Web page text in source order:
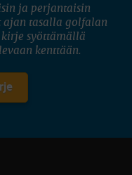
ja perjantaisin
ajan tasalla golfalan
syöttämällä
kenttään.